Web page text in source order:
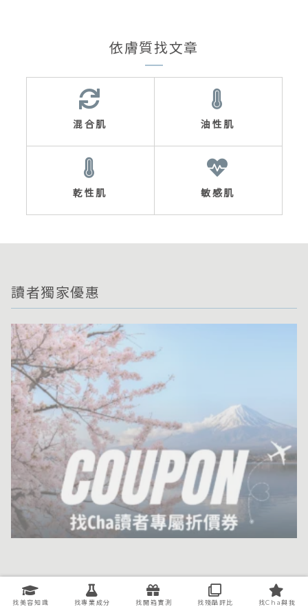
依膚質找文章
混合肌 油性肌
乾性肌 敏感肌
讀者獨家優惠
找美容知識 找專業成分 找開箱實測 找殘酷評比 找Cha與我